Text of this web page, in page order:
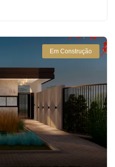
Em Construção